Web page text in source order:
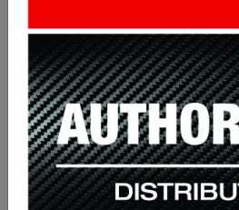
123.79 Kč
s DPH 149.79 Kč